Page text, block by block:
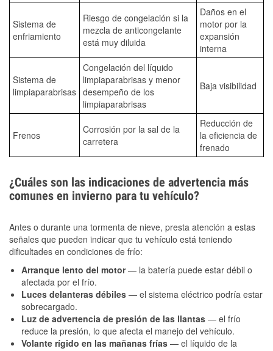
Sistema de
enfriamiento
Riesgo de congelación si la
mezcla de anticongelante
está muy diluida
Daños en el
motor por la
expansión
interna
Sistema de
limpiaparabrisas
Congelación del líquido
limpiaparabrisas y menor
desempeño de los
limpiaparabrisas
Baja visibilidad
Frenos
Corrosión por la sal de la
carretera
Reducción de
la eficiencia de
frenado
¿Cuáles son las indicaciones de advertencia más
comunes en invierno para tu vehículo?
Antes o durante una tormenta de nieve, presta atención a estas
señales que pueden indicar que tu vehículo está teniendo
dificultades en condiciones de frío:
Arranque lento del motor— la batería puede estar débil o
afectada por el frío.
Luces delanteras débiles — el sistema eléctrico podría estar
sobrecargado.
Luz de advertencia de presión de las llantas — el frío
reduce la presión, lo que afecta el manejo del vehículo.
Volante rígido en las mañanas frías — el líquido de la